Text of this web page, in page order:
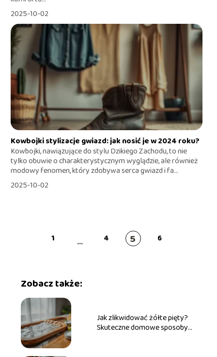
2025-10-02
Kowbojki stylizacje gwiazd: jak nosić je w 2024 roku?
Kowbojki, nawiązujące do stylu Dzikiego Zachodu, to nie
tylko obuwie o charakterystycznym wyglądzie, ale również
modowy fenomen, który zdobywa serca gwiazd i fa...
2025-10-02
1 ... 4 5 6
Zobacz także:
Jak zlikwidować żółte pięty?
Skuteczne domowe sposoby